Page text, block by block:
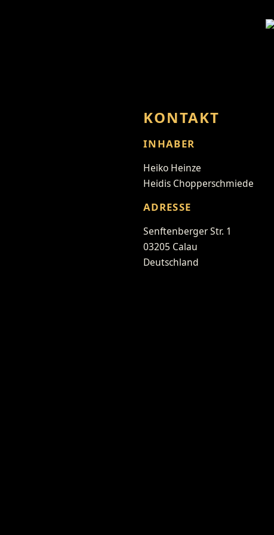
KONTAKT
INHABER
Heiko Heinze
Heidis Chopperschmiede
ADRESSE
Senftenberger Str. 1
03205 Calau
Deutschland